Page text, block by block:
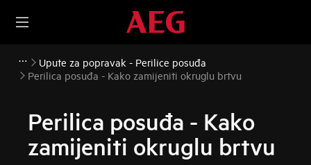
Upute za popravak - Perilice posuđa
Perilica posuđa - Kako zamijeniti okruglu brtvu
Perilica posuđa - Kako
zamijeniti okruglu brtvu